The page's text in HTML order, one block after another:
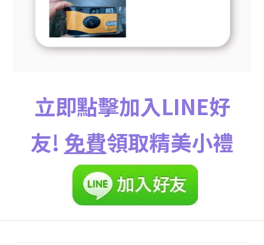
立即點擊加入LINE好
友! 免費領取精美小禮